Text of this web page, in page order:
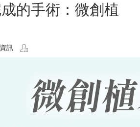
的手術：微創植
訊